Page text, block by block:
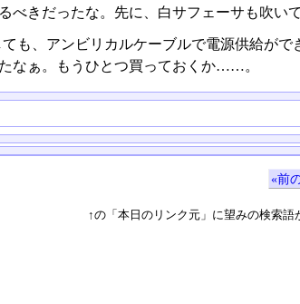
べきだったな。先に、白サフェーサも吹い
ても、アンビリカルケーブルで電源供給が
なぁ。もうひとつ買っておくか……。
«前
↑の「本日のリンク元」に望みの検索